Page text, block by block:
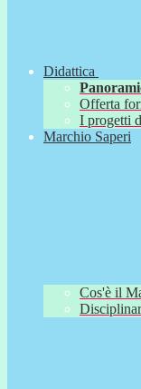
Didattica
Offerta
I progetti
Marchio Saperi
Cos'è il